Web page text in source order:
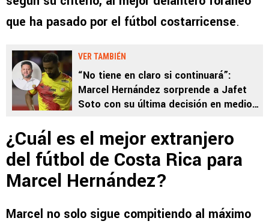
que ha pasado por el fútbol costarricense.
VER TAMBIÉN
“No tiene en claro si continuará”:
Marcel Hernández sorprende a Jafet
Soto con su última decisión en medio
¿Cuál es el mejor extranjero
del fútbol de Costa Rica para
Marcel Hernández?
Marcel no solo sigue compitiendo al máximo